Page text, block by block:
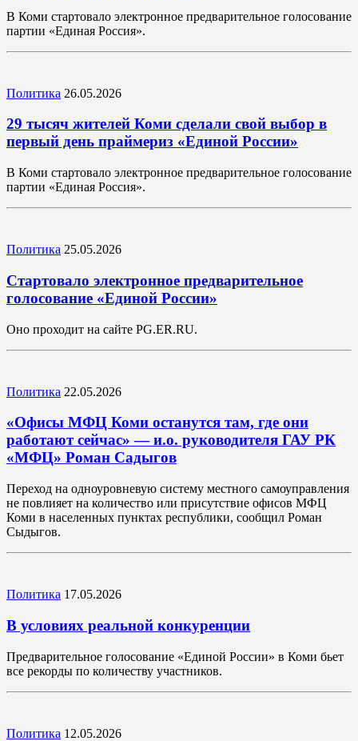
В Коми стартовало электронное предварительное голосование
партии «Единая Россия».
Политика 26.05.2026
29 тысяч жителей Коми сделали свой выбор в
первый день праймериз «Единой России»
В Коми стартовало электронное предварительное голосование
партии «Единая Россия».
Политика 25.05.2026
Стартовало электронное предварительное
голосование «Единой России»
Оно проходит на сайте PG.ER.RU.
Политика 22.05.2026
«Офисы МФЦ Коми останутся там, где они
работают сейчас» — и.о. руководителя ГАУ РК
«МФЦ» Роман Садыгов
Переход на одноуровневую систему местного самоуправления
не повлияет на количество или присутствие офисов МФЦ
Коми в населенных пунктах республики, сообщил Роман
Сыдыгов.
Политика 17.05.2026
В условиях реальной конкуренции
Предварительное голосование «Единой России» в Коми бьет
все рекорды по количеству участников.
Политика 12.05.2026